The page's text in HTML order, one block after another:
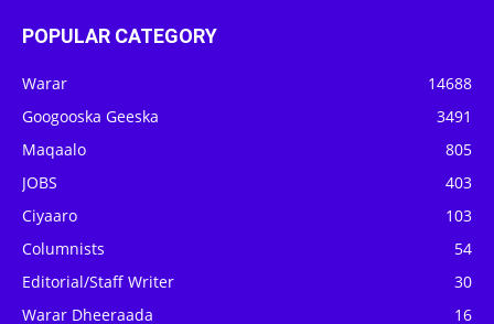
POPULAR CATEGORY
Warar
14688
Googooska Geeska
3491
Maqaalo
805
JOBS
403
Ciyaaro
103
Columnists
54
Editorial/Staff Writer
30
Warar Dheeraada
16